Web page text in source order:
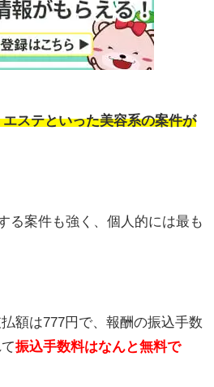
ステといった美容系の案件が
る案件も強く、個人的には最も
額は777円で、報酬の振込手数
振込手数料はなんと無料で